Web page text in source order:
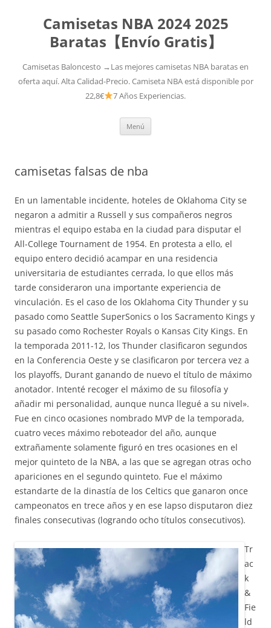
Camisetas NBA 2024 2025
Baratas【Envío Gratis】
Camisetas Baloncesto →Las mejores camisetas NBA baratas en
oferta aquí. Alta Calidad-Precio. Camiseta NBA está disponible por
22,8€
7 Años Experiencias.
Menú
camisetas falsas de nba
En un lamentable incidente, hoteles de Oklahoma City se
negaron a admitir a Russell y sus compañeros negros
mientras el equipo estaba en la ciudad para disputar el
All-College Tournament de 1954. En protesta a ello, el
equipo entero decidió acampar en una residencia
universitaria de estudiantes cerrada, lo que ellos más
tarde consideraron una importante experiencia de
vinculación. Es el caso de los Oklahoma City Thunder y su
pasado como Seattle SuperSonics o los Sacramento Kings y
su pasado como Rochester Royals o Kansas City Kings. En
la temporada 2011-12, los Thunder clasificaron segundos
en la Conferencia Oeste y se clasificaron por tercera vez a
los playoffs, Durant ganando de nuevo el título de máximo
anotador. Intenté recoger el máximo de su filosofía y
añadir mi personalidad, aunque nunca llegué a su nivel».
Fue en cinco ocasiones nombrado MVP de la temporada,
cuatro veces máximo reboteador del año, aunque
extrañamente solamente figuró en tres ocasiones en el
mejor quinteto de la NBA, a las que se agregan otras ocho
apariciones en el segundo quinteto. Fue el máximo
estandarte de la dinastía de los Celtics que ganaron once
campeonatos en trece años y en ese lapso disputaron diez
finales consecutivas (logrando ocho títulos consecutivos).
Tr
ac
k
&
Fie
ld